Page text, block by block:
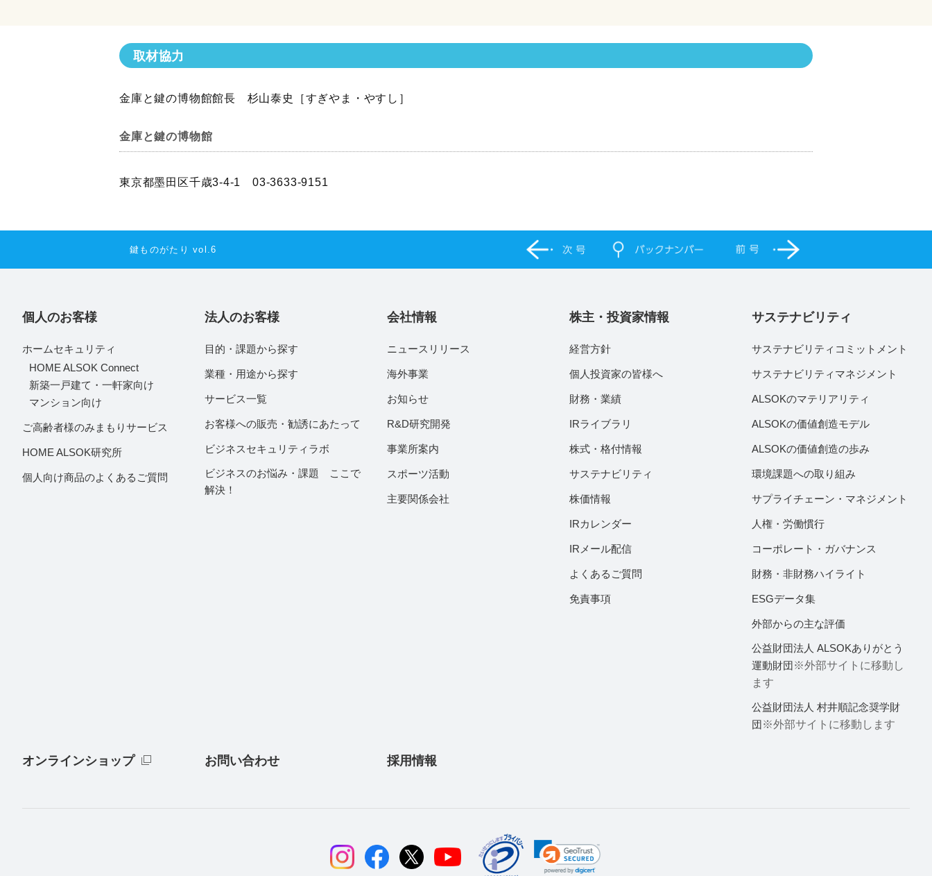
取材協力
金庫と鍵の博物館館長 杉山泰史［すぎやま・やすし］
金庫と鍵の博物館
東京都墨田区千歳3-4-1 03-3633-9151
鍵ものがたり vol.6
個人のお客様
ホームセキュリティ
HOME ALSOK Connect
新築一戸建て・一軒家向け
マンション向け
ご高齢者様のみまもりサービス
HOME ALSOK研究所
個人向け商品のよくあるご質問
法人のお客様
目的・課題から探す
業種・用途から探す
サービス一覧
お客様への販売・勧誘にあたって
ビジネスセキュリティラボ
ビジネスのお悩み・課題 ここで
解決！
会社情報
ニュースリリース
海外事業
お知らせ
R&D研究開発
事業所案内
スポーツ活動
主要関係会社
株主・投資家情報
経営方針
個人投資家の皆様へ
財務・業績
IRライブラリ
株式・格付情報
サステナビリティ
株価情報
IRカレンダー
IRメール配信
よくあるご質問
免責事項
サステナビリティ
サステナビリティコミットメント
サステナビリティマネジメント
ALSOKのマテリアリティ
ALSOKの価値創造モデル
ALSOKの価値創造の歩み
環境課題への取り組み
サプライチェーン・マネジメント
人権・労働慣行
コーポレート・ガバナンス
財務・非財務ハイライト
ESGデータ集
外部からの主な評価
公益財団法人 ALSOKありがとう
運動財団※外部サイトに移動し
ます
公益財団法人 村井順記念奨学財
団※外部サイトに移動します
オンラインショップ お問い合わせ 採用情報